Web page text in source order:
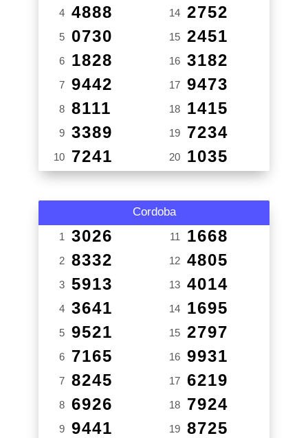
4 4888
5 0730
6 1828
7 9442
8 8111
9 3389
10 7241
14 2752
15 2451
16 3182
17 9473
18 1415
19 7234
20 1035
Cordoba
1 3026
2 8332
3 5913
4 3641
5 9521
6 7165
7 8245
8 6926
9 9441
11 1668
12 4805
13 4014
14 1695
15 2797
16 9931
17 6219
18 7924
19 8725